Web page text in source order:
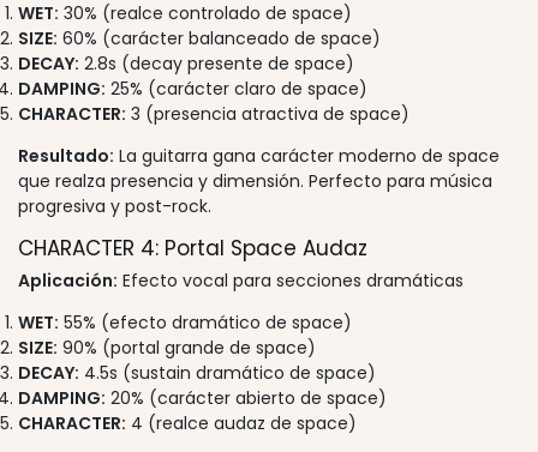
WET: 30% (realce controlado de space)
SIZE: 60% (carácter balanceado de space)
DECAY: 2.8s (decay presente de space)
DAMPING: 25% (carácter claro de space)
CHARACTER: 3 (presencia atractiva de space)
Resultado: La guitarra gana carácter moderno de space
que realza presencia y dimensión. Perfecto para música
progresiva y post-rock.
CHARACTER 4: Portal Space Audaz
Aplicación: Efecto vocal para secciones dramáticas
WET: 55% (efecto dramático de space)
SIZE: 90% (portal grande de space)
DECAY: 4.5s (sustain dramático de space)
DAMPING: 20% (carácter abierto de space)
CHARACTER: 4 (realce audaz de space)